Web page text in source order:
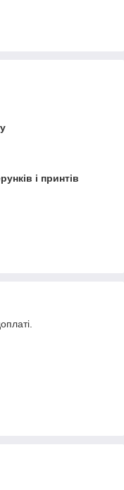
і принтів